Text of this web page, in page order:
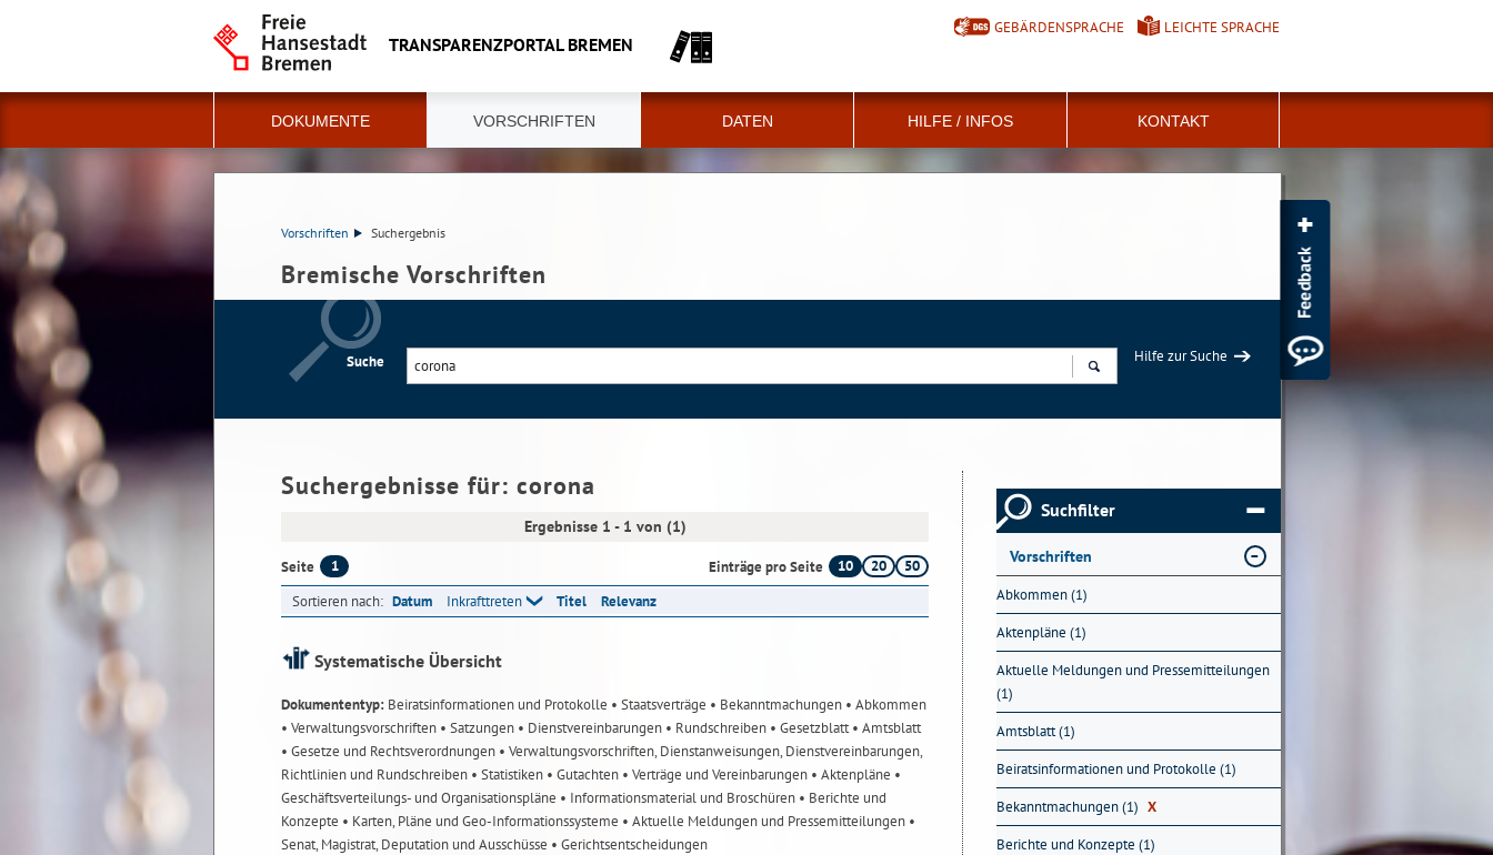
TRANSPARENZPORTAL BREMEN
GEBÄRDENSPRACHE LEICHTE SPRACHE
DOKUMENTE VORSCHRIFTEN DATEN HILFE / INFOS KONTAKT
Vorschriften Suchergebnis
Bremische Vorschriften
Suche
Hilfe zur Suche
Suchergebnisse für: corona
Ergebnisse 1 - 1 von (1)
Seite 1 Einträge pro Seite 10 20
50
Sortieren nach: Datum Inkrafttreten Titel Relevanz
Systematische Übersicht
Dokumententyp: Beiratsinformationen und Protokolle • Staatsverträge • Bekanntmachungen • Abkommen
• Verwaltungsvorschriften • Satzungen • Dienstvereinbarungen • Rundschreiben • Gesetzblatt• Amtsblatt
• Gesetze und Rechtsverordnungen • Verwaltungsvorschriften, Dienstanweisungen, Dienstvereinbarungen,
Richtlinien und Rundschreiben • Statistiken • Gutachten • Verträge und Vereinbarungen • Aktenpläne •
Geschäftsverteilungs- und Organisationspläne • Informationsmaterial und Broschüren • Berichte und
Konzepte • Karten, Pläne und Geo-Informationssysteme • Aktuelle Meldungen und Pressemitteilungen •
Senat, Magistrat, Deputation und Ausschüsse • Gerichtsentscheidungen
Suchfilter
Vorschriften
Abkommen (1)
Aktenpläne (1)
Aktuelle Meldungen und Pressemitteilungen
(1)
Amtsblatt (1)
Beiratsinformationen und Protokolle (1)
Bekanntmachungen (1) X
Berichte und Konzepte (1)